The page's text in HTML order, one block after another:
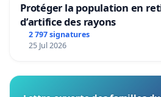
Protéger la population en
d’artifice des rayons
2 797 signatures
25 Jul 2026